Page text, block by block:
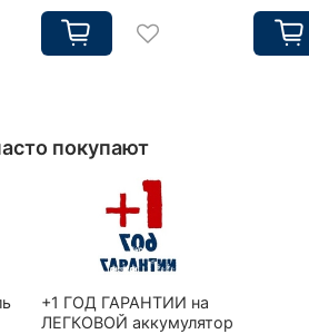
покупают
+1 ГОД ГАРАНТИИ на
ЛЕГКОВОЙ аккумулятор